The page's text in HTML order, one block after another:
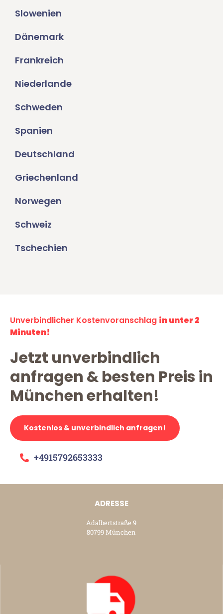
Slowenien
Dänemark
Frankreich
Niederlande
Schweden
Spanien
Deutschland
Griechenland
Norwegen
Schweiz
Tschechien
Unverbindlicher Kostenvoranschlag in unter 2
Minuten!
Jetzt unverbindlich
anfragen & besten Preis in
München erhalten!
Kostenlos & unverbindlich anfragen!
+4915792653333
ADRESSE
Adalbertstraße 9
80799 München